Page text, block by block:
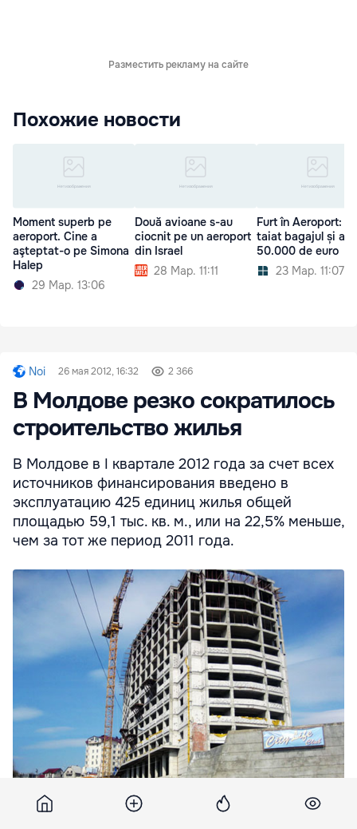
Разместить рекламу на сайте
Похожие новости
Moment superb pe
aeroport. Cine a
aşteptat-o pe Simona
Halep
29 Мар. 13:06
Două avioane s-au
ciocnit pe un aeroport
din Israel
28 Мар. 11:11
Furt în Aeroport: A
taiat bagajul și a
50.000 de euro
23 Мар. 11:07
Noi 26 мая 2012, 16:32 2 366
В Молдове резко сократилось
строительство жилья
В Молдове в I квартале 2012 года за счет всех
источников финансирования введено в
эксплуатацию 425 единиц жилья общей
площадью 59,1 тыс. кв. м., или на 22,5% меньше,
чем за тот же период 2011 года.